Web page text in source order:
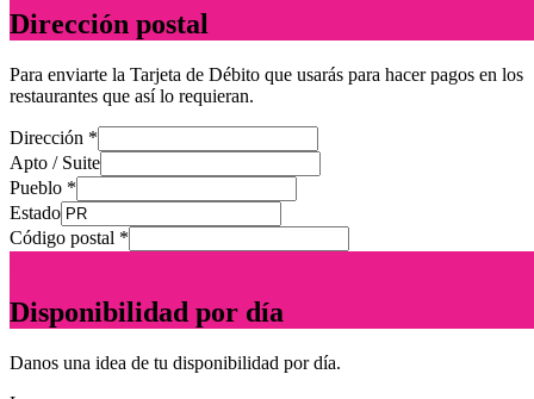
Dirección postal
Para enviarte la Tarjeta de Débito que usarás para hacer pagos en los
restaurantes que así lo requieran.
Dirección *
Apto / Suite
Pueblo *
Estado
Código postal *
Disponibilidad por día
Danos una idea de tu disponibilidad por día.